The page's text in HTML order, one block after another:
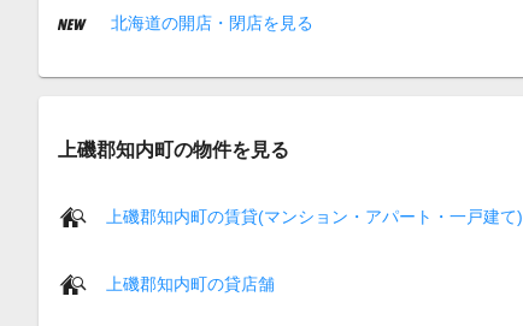
北海道の開店・閉店を見る
上磯郡知内町の物件を見る
上磯郡知内町の賃貸(マンション・アパート・一戸建て)
上磯郡知内町の貸店舗